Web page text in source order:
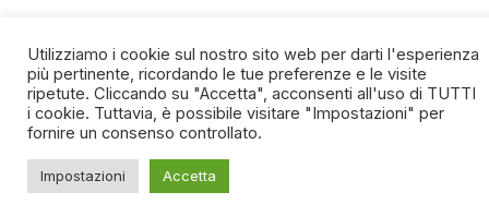
Utilizziamo i cookie sul nostro sito web per darti l'esperienza
più pertinente, ricordando le tue preferenze e le visite
ripetute. Cliccando su "Accetta", acconsenti all'uso di TUTTI
i cookie. Tuttavia, è possibile visitare "Impostazioni" per
fornire un consenso controllato.
Impostazioni Accetta